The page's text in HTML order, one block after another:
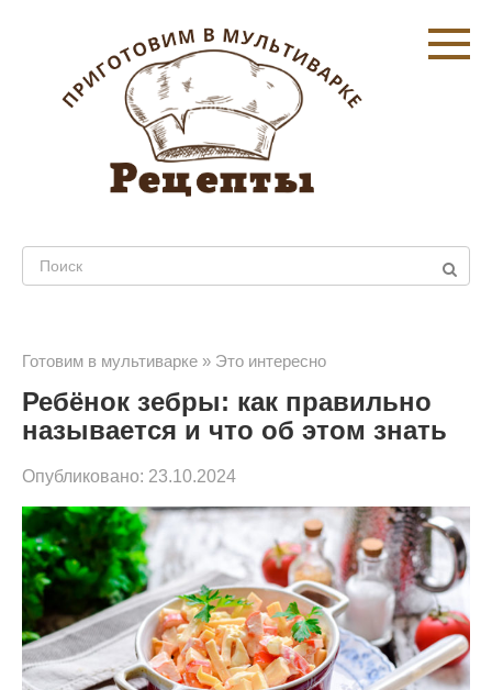
контенту
Поиск:
Готовим в мультиварке » Это интересно
Ребёнок зебры: как правильно
называется и что об этом знать
Опубликовано: 23.10.2024